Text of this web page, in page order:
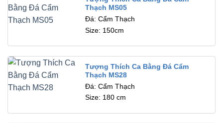
Thạch MS05
Đá: Cẩm Thạch
Size: 150cm
Tượng Thích Ca Bằng Đá Cẩm
Thạch MS28
Đá: Cẩm Thạch
Size: 180 cm